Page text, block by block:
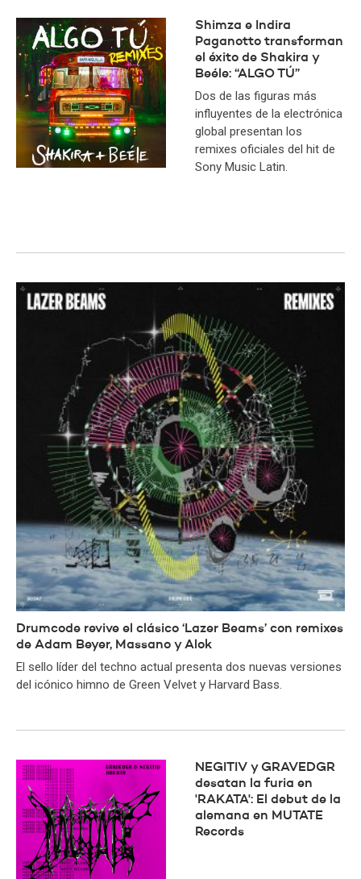
Shimza e Indira
Paganotto transforman
el éxito de Shakira y
Beéle: “ALGO TÚ”
Dos de las figuras más
influyentes de la electrónica
global presentan los
remixes oficiales del hit de
Sony Music Latin.
Drumcode revive el clásico ‘Lazer Beams’ con remixes
de Adam Beyer, Massano y Alok
El sello líder del techno actual presenta dos nuevas versiones
del icónico himno de Green Velvet y Harvard Bass.
NEGITIV y GRAVEDGR
desatan la furia en
'RAKATA': El debut de la
alemana en MUTATE
Records